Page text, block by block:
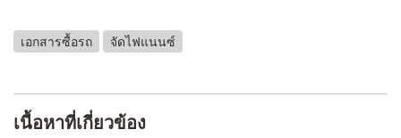
เอกสารซื้อรถ จัดไฟแนนซ์
เนื้อหาที่เกี่ยวข้อง